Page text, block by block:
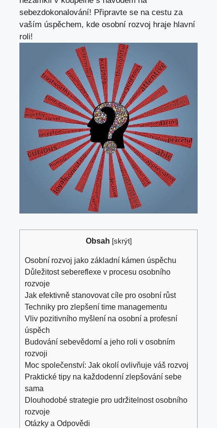
sebezdokonalování! Připravte se na cestu za
vaším úspěchem, kde osobní rozvoj hraje hlavní
roli!
Obsah [skrýt]
Osobní rozvoj jako základní kámen úspěchu
Důležitost sebereflexe v procesu osobního
rozvoje
Jak efektivně stanovovat cíle pro osobní růst
Techniky pro zlepšení time managementu
Vliv pozitivního myšlení na osobní a profesní
úspěch
Budování sebevědomí a jeho roli v osobním
rozvoji
Moc společenství: Jak okolí ovlivňuje váš rozvoj
Praktické tipy na každodenní zlepšování sebe
sama
Dlouhodobé strategie pro udržitelnost osobního
rozvoje
Otázky a Odpovědi